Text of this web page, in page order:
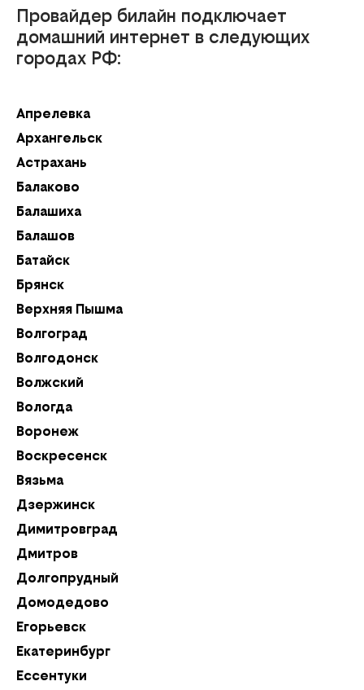
Провайдер билайн подключает
домашний интернет в следующих
городах РФ:
Апрелевка
Архангельск
Астрахань
Балаково
Балашиха
Балашов
Батайск
Брянск
Верхняя Пышма
Волгоград
Волгодонск
Волжский
Вологда
Воронеж
Воскресенск
Вязьма
Дзержинск
Димитровград
Дмитров
Долгопрудный
Домодедово
Егорьевск
Екатеринбург
Ессентуки